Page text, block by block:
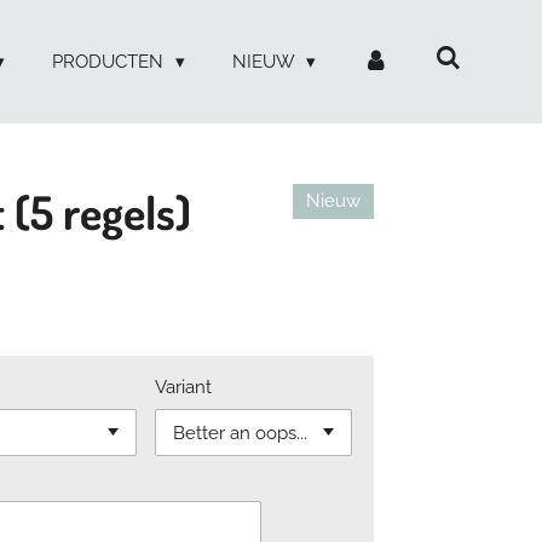
PRODUCTEN NIEUW
regels) Nieuw
Variant